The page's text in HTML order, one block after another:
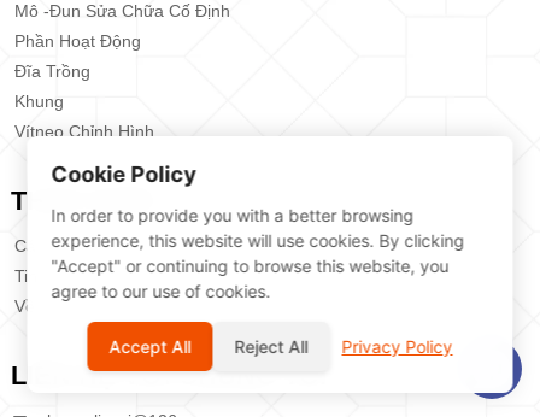
Mô -đun Sửa Chữa Cố Định
Phần Hoạt Động
Đĩa Trồng
Khung
Vítneo Chỉnh Hình
THỰC ĐƠN
Các Sản Phẩm
Tin Tức
Về Chúng Tôi
LIÊN HỆ VỚI CHÚNG TÔI
Cookie Policy
In order to provide you with a better browsing
experience, this website will use cookies. By clicking
"Accept" or continuing to browse this website, you
agree to our use of cookies.
Accept All Reject All Privacy Policy